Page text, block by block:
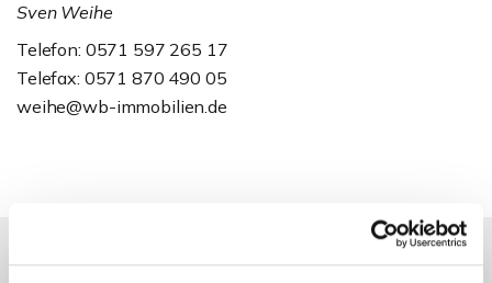
Sven Weihe
Telefon: 0571 597 265 17
Telefax: 0571 870 490 05
weihe@wb-immobilien.de